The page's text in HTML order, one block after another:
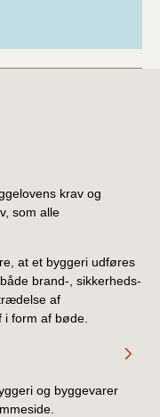
krav og
som alle
at et byggeri udføres
brand-, sikkerheds-
af
form af bøde.
og byggevarer